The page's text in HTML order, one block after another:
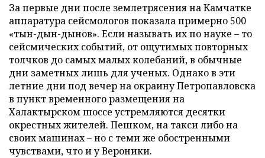
За первые дни после землетрясения на Камчатке
аппаратура сейсмологов показала примерно 500
«тын-дын-дынов». Если называть их по науке – то
сейсмических событий, от ощутимых повторных
толчков до самых малых колебаний, в обычные
дни заметных лишь для ученых. Однако в эти
летние дни под вечер на окраину Петропавловска
в пункт временного размещения на
Халактырском шоссе устремляются десятки
окрестных жителей. Пешком, на такси либо на
своих машинах – но с теми же обостренными
чувствами, что и у Вероники.